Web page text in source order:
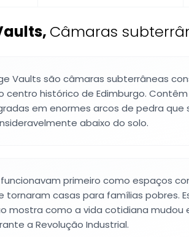
, Câmaras
Vaults são câmaras subterrâneas
centro histórico de Edimburgo.
em enormes arcos de pedra que
abaixo do solo.
primeiro como espaços
tornaram casas para famílias pobres.
mostra como a vida cotidiana mudou
a Revolução Industrial.